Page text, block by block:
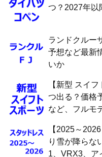
つ？2027年以
ランドクルー
予想など最新
いか
【新型 スイ
つ出る？価格
など、フルモ
【2025～
り雪が降らな
1、VRX3、ア